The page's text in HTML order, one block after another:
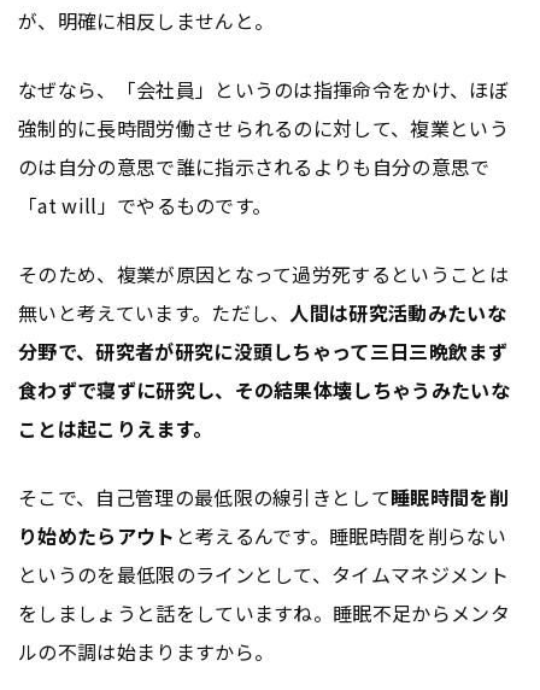
が、明確に相反しませんと。
なぜなら、「会社員」というのは指揮命令をかけ、ほぼ
強制的に長時間労働させられるのに対して、複業という
のは自分の意思で誰に指示されるよりも自分の意思で
「at will」でやるものです。
そのため、複業が原因となって過労死するということは
無いと考えています。ただし、 人間は研究活動みたいな
分野で、研究者が研究に没頭しちゃって三日三晩飲まず
食わずで寝ずに研究し、その結果体壊しちゃうみたいな
ことは起こりえます。
そこで、自己管理の最低限の線引きとして睡眠時間を削
り始めたらアウト と考えるんです。睡眠時間を削らない
というのを最低限のラインとして、タイムマネジメント
をしましょうと話をしていますね。睡眠不足からメンタ
ルの不調は始まりますから。